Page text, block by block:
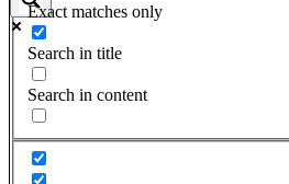
Exact matches only
Search in title
Search in content